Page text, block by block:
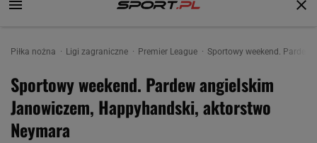
Piłka nożna Ligi zagraniczne Premier League Sportowy weekend.
Sportowy weekend. Pardew angielskim
Janowiczem, Happyhandski, aktorstwo
Neymara